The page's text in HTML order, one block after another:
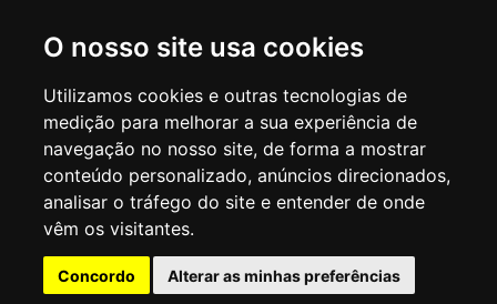
O nosso site usa cookies
Utilizamos cookies e outras tecnologias de
medição para melhorar a sua experiência de
navegação no nosso site, de forma a mostrar
conteúdo personalizado, anúncios direcionados,
analisar o tráfego do site e entender de onde
vêm os visitantes.
Concordo Alterar as minhas preferências
SECRETARIA DE EDUCAÇÃO
Rua Claudino Barbosa, 313 - Macedo - Guarulhos/SP CEP 07113-040
Central de Atendimento: *55 11 2475-7300